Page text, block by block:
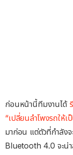
ก่อนหน้านี้ทีมงานได้
“เปลี่ยนลำโพงรถให้เ
มาก่อน แต่ตัวที่กำลัง
Bluetooth 4.0 จะน่